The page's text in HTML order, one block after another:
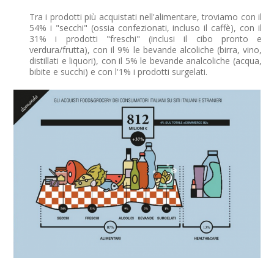
Tra i prodotti più acquistati nell'alimentare, troviamo con il
54% i "secchi" (ossia confezionati, incluso il caffè), con il
31% i prodotti "freschi" (inclusi il cibo pronto e
verdura/frutta), con il 9% le bevande alcoliche (birra, vino,
distillati e liquori), con il 5% le bevande analcoliche (acqua,
bibite e succhi) e con l'1% i prodotti surgelati.